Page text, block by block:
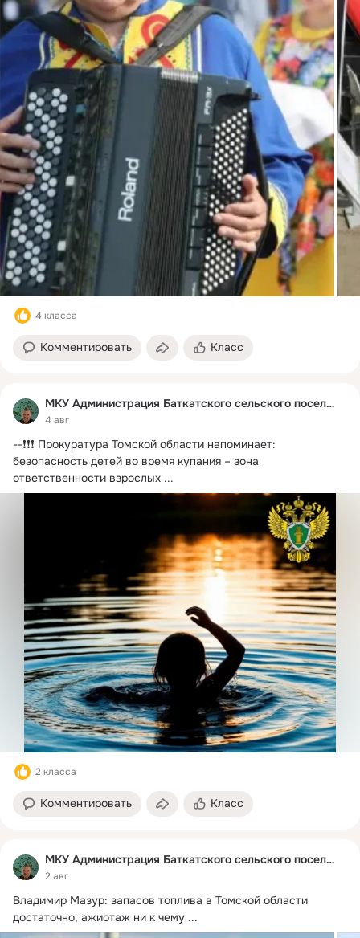
4 класса
Комментировать Класс
МКУ Администрация Баткатского сельского поселения
4 авг
--❗️❗️❗️ Прокуратура Томской области напоминает:
безопасность детей во время купания – зона
ответственности взрослых ...
2 класса
Комментировать Класс
МКУ Администрация Баткатского сельского поселения
2 авг
Владимир Мазур: запасов топлива в Томской области
достаточно, ажиотаж ни к чему ...